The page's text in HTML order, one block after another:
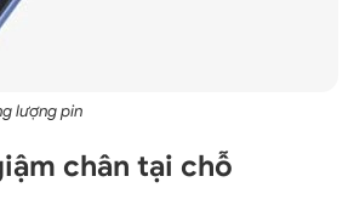
lượng pin
chân tại chỗ